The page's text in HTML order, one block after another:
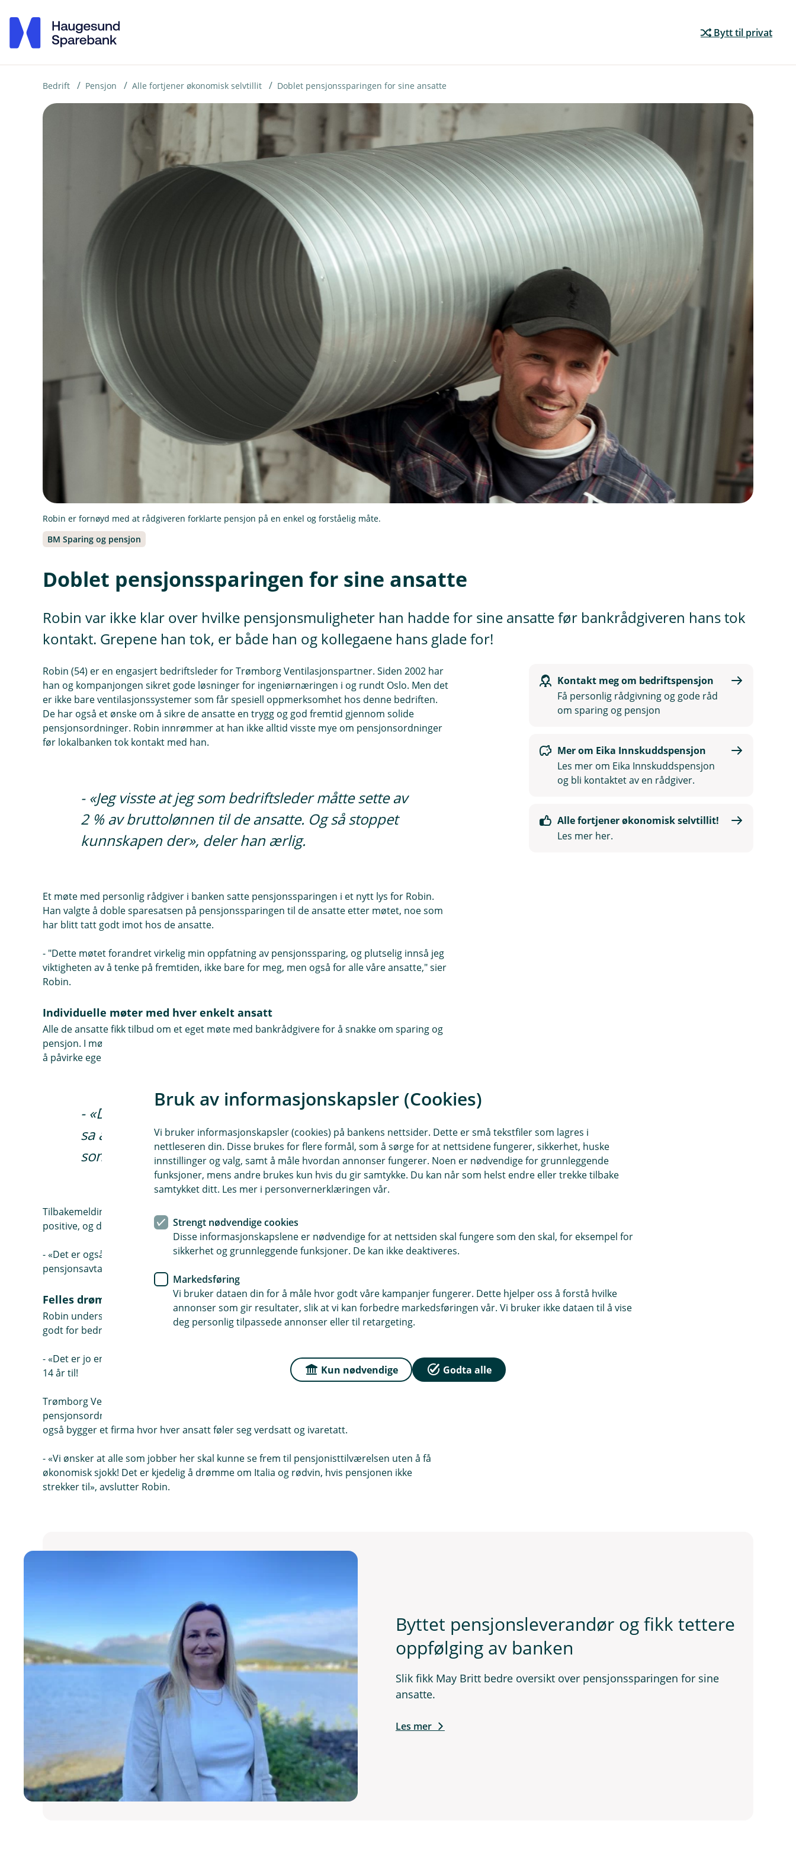
Bytt til privat
Bedrift Pensjon Alle fortjener økonomisk selvtillit Doblet pensjonssparingen for sine ansatte
Robin er fornøyd med at rådgiveren forklarte pensjon på en enkel og forståelig måte.
BM Sparing og pensjon
Doblet pensjonssparingen for sine ansatte
Robin var ikke klar over hvilke pensjonsmuligheter han hadde for sine ansatte før bankrådgiveren hans tok
kontakt. Grepene han tok, er både han og kollegaene hans glade for!
Robin (54) er en engasjert bedriftsleder for Trømborg Ventilasjonspartner. Siden 2002 har
han og kompanjongen sikret gode løsninger for ingeniørnæringen i og rundt Oslo. Men det
er ikke bare ventilasjonssystemer som får spesiell oppmerksomhet hos denne bedriften.
De har også et ønske om å sikre de ansatte en trygg og god fremtid gjennom solide
pensjonsordninger. Robin innrømmer at han ikke alltid visste mye om pensjonsordninger
før lokalbanken tok kontakt med han.
- «Jeg visste at jeg som bedriftsleder måtte sette av
2 % av bruttolønnen til de ansatte. Og så stoppet
kunnskapen der», deler han ærlig.
Et møte med personlig rådgiver i banken satte pensjonssparingen i et nytt lys for Robin.
Han valgte å doble sparesatsen på pensjonssparingen til de ansatte etter møtet, noe som
har blitt tatt godt imot hos de ansatte.
- "Dette møtet forandret virkelig min oppfatning av pensjonssparing, og plutselig innså jeg
viktigheten av å tenke på fremtiden, ikke bare for meg, men også for alle våre ansatte," sier
Robin.
Individuelle møter med hver enkelt ansatt
Alle de ansatte fikk tilbud om et eget møte med bankrådgivere for å snakke om sparing og
pensjon. I møtet fikk de en gjennomgang av pensjon generelt, hvilke muligheter de har for
å påvirke egen pensjon og hvilke grep som kan være smart å gjøre for å få mer i pensjon.
- «Det gikk opp et lys for meg da bankrådgiveren
sa at jeg ville få halvparten av lønnen min utbetalt
som pensjonist», sier en av de ansatte.
Tilbakemeldingene i etterkant av de personlige rådgivningsmøtene har vært utelukkende
positive, og den nye økningen av pensjonsordningen er noe de ansatte setter stor pris på.
- «Det er også noen av gutta som har gjort ytterlig oppjusteringer på sine egne
pensjonsavtaler, etter praten med bankrådgiveren. Det synes jeg er moro!», sier Robin.
Felles drømmer
Robin understreker at det er viktig for Trømborg at de har en pensjonsordning som passer
godt for bedriften, samtidig som de ansatte ikke får et sjokk når de går av med pensjon.
- «Det er jo en evighet til jeg er 67 år, men samtidig er det jo ikke det allikevel. Det er bare
14 år til!
Trømborg Ventilasjonspartner trekker nå frem sine konkurransedyktige
pensjonsordninger i jobbutlysninger, et trekk som ikke bare tiltrekker dyktige folk, men
også bygger et firma hvor hver ansatt føler seg verdsatt og ivaretatt.
- «Vi ønsker at alle som jobber her skal kunne se frem til pensjonisttilværelsen uten å få
økonomisk sjokk! Det er kjedelig å drømme om Italia og rødvin, hvis pensjonen ikke
strekker til», avslutter Robin.
Kontakt meg om bedriftspensjon
Få personlig rådgivning og gode råd
om sparing og pensjon
Mer om Eika Innskuddspensjon
Les mer om Eika Innskuddspensjon
og bli kontaktet av en rådgiver.
Alle fortjener økonomisk selvtillit!
Les mer her.
Byttet pensjonsleverandør og fikk tettere
oppfølging av banken
Slik fikk May Britt bedre oversikt over pensjonssparingen for sine
ansatte.
Les mer
Bruk av informasjonskapsler (Cookies)
Vi bruker informasjonskapsler (cookies) på bankens nettsider. Dette er små tekstfiler som lagres i
nettleseren din. Disse brukes for flere formål, som å sørge for at nettsidene fungerer, sikkerhet, huske
innstillinger og valg, samt å måle hvordan annonser fungerer. Noen er nødvendige for grunnleggende
funksjoner, mens andre brukes kun hvis du gir samtykke. Du kan når som helst endre eller trekke tilbake
samtykket ditt. Les mer i personvernerklæringen vår.
Strengt nødvendige cookies
Disse informasjonskapslene er nødvendige for at nettsiden skal fungere som den skal, for eksempel for
sikkerhet og grunnleggende funksjoner. De kan ikke deaktiveres.
Markedsføring
Vi bruker dataen din for å måle hvor godt våre kampanjer fungerer. Dette hjelper oss å forstå hvilke
annonser som gir resultater, slik at vi kan forbedre markedsføringen vår. Vi bruker ikke dataen til å vise
deg personlig tilpassede annonser eller til retargeting.
Kun nødvendige Godta alle